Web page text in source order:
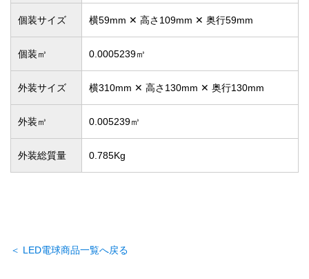
個装サイズ 横59mm ✕ 高さ109mm ✕ 奥行59mm
個装㎥ 0.0005239㎥
外装サイズ 横310mm ✕ 高さ130mm ✕ 奥行130mm
外装㎥ 0.005239㎥
外装総質量 0.785Kg
＜ LED電球商品一覧へ戻る